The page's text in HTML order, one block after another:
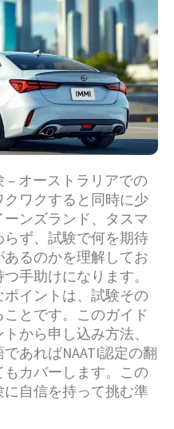
– オーストラリアでの
ワクすると同時に少
ンズランド、タスマ
ず、試験で何を期待
るのかを理解してお
手助けになります。
イントは、試験その
とです。このガイド
から申し込み方法、
あればNAATI認定の翻
カバーします。この
自信を持って挑む準